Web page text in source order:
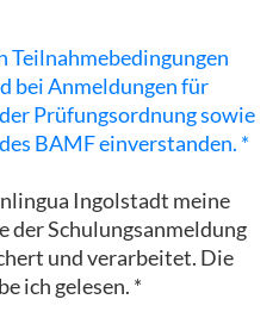
Teilnahmebedingungen
bei Anmeldungen für
Prüfungsordnung sowie
BAMF einverstanden. *
Ingolstadt meine
der Schulungsanmeldung
und verarbeitet. Die
ich gelesen. *